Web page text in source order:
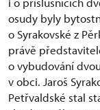
osudy byly
o Syrakovské z
právě
o vybudování
v obci. Jaroš
Petřvaldské stal